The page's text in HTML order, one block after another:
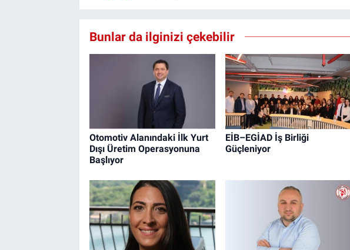
Bunlar da ilginizi çekebilir
Otomotiv Alanındaki İlk Yurt
Dışı Üretim Operasyonuna
Başlıyor
EİB–EGİAD İş Birliği
Güçleniyor